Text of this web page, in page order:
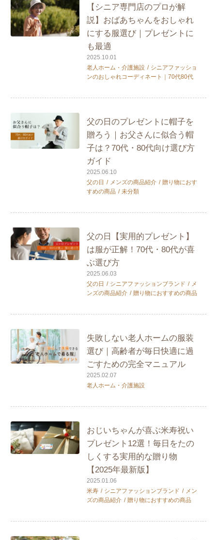
【シニア専門店のプロが解
説】おばあちゃんをおしゃれ
にする服選び｜プレゼントに
も最適
2025.10.01
老人ホーム・介護施設
シニアファッショ
ンのおしゃれコーディネート｜70代80代
父の日のプレゼントに帽子を
贈ろう｜お父さんに似合う帽
子は？70代・80代向け選び方
ガイド
2025.06.10
父の日
メンズの商品紹介
贈り物におす
すめの商品
未分類
父の日【実用的プレゼント】
は服が正解！70代・80代が喜
ぶ選び方
2025.06.03
父の日
シニアファッションブランド
メ
ンズの商品紹介
贈り物におすすめの商品
失敗しない老人ホームの服装
選び｜高齢者が毎日快適に過
ごすための完全マニュアル
2025.02.07
老人ホーム・介護施設
おじいちゃんが喜ぶ米寿祝い
プレゼント12選！毎日をたの
しくする実用的な贈り物
【2025年最新版】
2025.01.06
米寿
シニアファッションブランド
メン
ズの商品紹介
贈り物におすすめの商品